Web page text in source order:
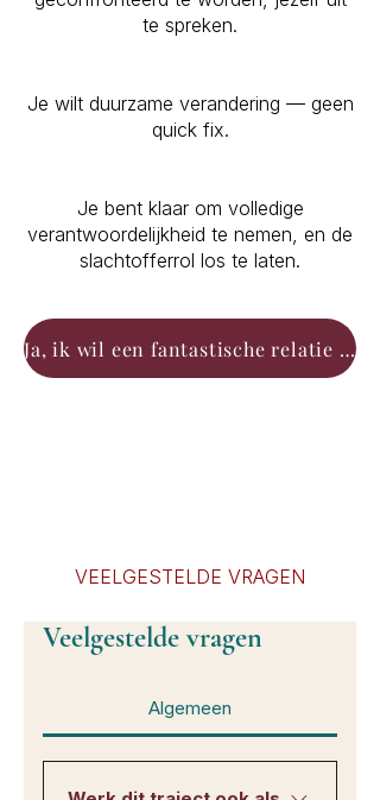
te spreken.
Je wilt duurzame verandering — geen
quick fix.
Je bent klaar om volledige
verantwoordelijkheid te nemen, en de
slachtofferrol los te laten.
Ja, ik wil een fantastische relatie met mijzelf
VEELGESTELDE VRAGEN
Veelgestelde vragen
Algemeen